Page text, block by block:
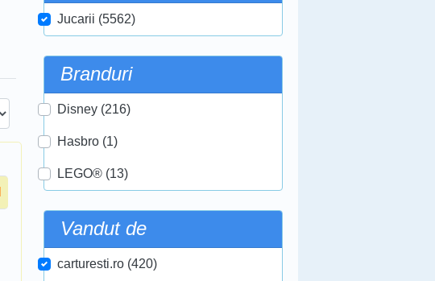
Jucarii (5562)
Branduri
Disney (216)
Hasbro (1)
LEGO® (13)
Vandut de
carturesti.ro (420)